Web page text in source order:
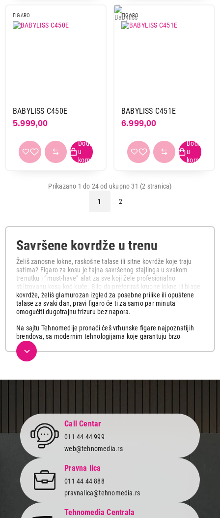
FIGARO
BABYLISS C450E
5.999,00
FIGARO
BABYLISS C451E
6.999,00
Prikazano 1 do 24 od ukupno 31 (2 stranica)
1
2
Savršene kovrdže u trenu
Želiš zanosne lokne, raskošne talase ili sitne kovrdže koje traju
satima? Figaro za kosu je tajna savršenog stajlinga u svakom
trenutku i “must-have” alat za sve koji žele profesionalno
stilizovanu kosu kod kuće. Bilo da preferiraš krupne lokne ili blage
kovrdže, želiš glamurozan izgled za posebne prilike ili opuštene
talase za svaki dan, pravi figaro će ti za samo par minuta
omogućiti dugotrajnu frizuru bez napora.
Na sajtu Tehnomedije pronaći ćeš vrhunske figare najpoznatijih
brendova, sa modernim tehnologijama koje garantuju brzo
oblikovanje i zaštitu kose od oštećenja. U ponudi su najkvalitetniji
modeli različitih dimenzija i tehnologija, prilagođene svakom tipu
kose i stilu pa izaberi onaj model koji odgovara tvojoj željenoj
samo nekoliko minuta.
✔ Dugotrajna frizura – Napredna tehnologija obezbeđuje
postojane talase tokom celog dana, bez dodatnog stilizovanja.
✔ Prilagođen svim tipovima kose – Bez obzira na dužinu i gustinu,
pronaći ćeš idealni model za sebe koji će ti pružiti besprekorne
rezultate.
✔ Sigurna upotreba – Moderni figari imaju keramičke i
turmalinske obloge koje štite kosu od oštećenja.
✔ Podešavanje temperature – Odaberi idealnu temperaturu za
Call Centar
011 44 44 999
web@tehnomedia.rs
Pravna lica
011 44 44 888
pravnalica@tehnomedia.rs
Tehnomedia Centrala